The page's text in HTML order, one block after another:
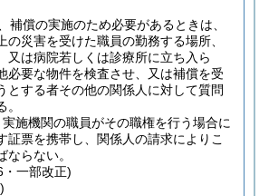
補償の実施のため必要があるときは、
の災害を受けた職員の勤務する場所、
又は病院若しくは診療所に立ち入ら
必要な物件を検査させ、又は補償を受
とする者その他の関係人に対して質問
施機関の職員がその職権を行う場合に
証票を携帯し、関係人の請求によりこ
らない。
一部改正)